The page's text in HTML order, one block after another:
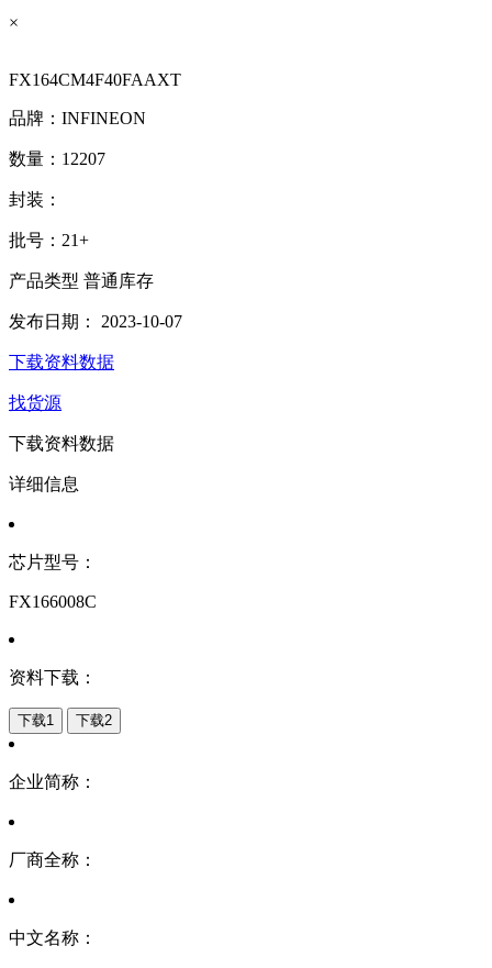
×
FX164CM4F40FAAXT
品牌： INFINEON
数量： 12207
封装：
批号： 21+
产品类型 普通库存
发布日期： 2023-10-07
下载资料数据
找货源
下载资料数据
详细信息
芯片型号：
FX166008C
资料下载：
下载1 下载2
企业简称：
厂商全称：
中文名称：